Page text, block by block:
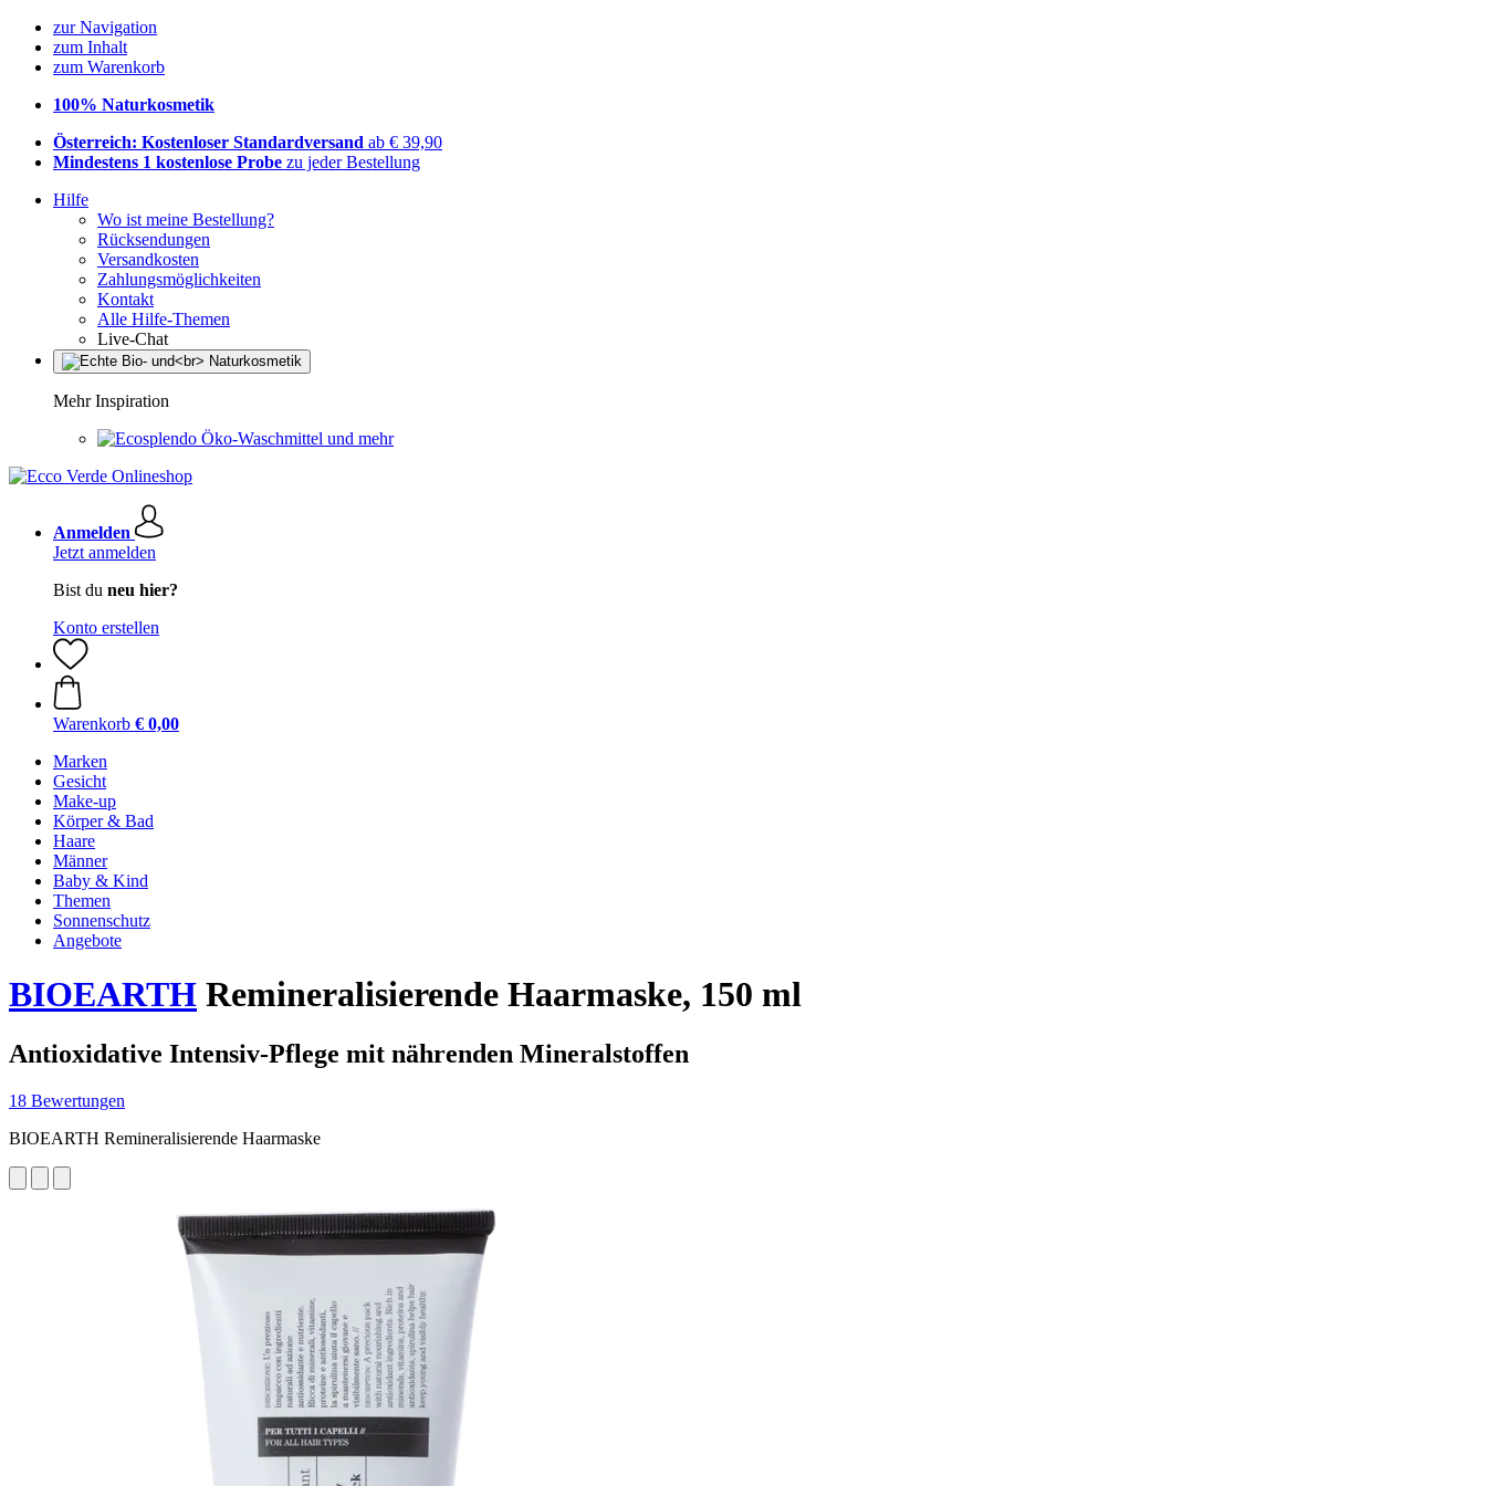
zur Navigation
zum Inhalt
zum Warenkorb
100% Naturkosmetik
Österreich: Kostenloser Standardversand ab € 39,90
Mindestens 1 kostenlose Probe zu jeder Bestellung
Hilfe
Wo ist meine Bestellung?
Rücksendungen
Versandkosten
Zahlungsmöglichkeiten
Kontakt
Alle Hilfe-Themen
Live-Chat
Mehr Inspiration
Öko-Waschmittel und mehr
Anmelden
Jetzt anmelden
Bist du neu hier?
Konto erstellen
Warenkorb € 0,00
Marken
Gesicht
Make-up
Körper & Bad
Haare
Männer
Baby & Kind
Themen
Sonnenschutz
Angebote
BIOEARTH Remineralisierende Haarmaske, 150 ml
Antioxidative Intensiv-Pflege mit nährenden Mineralstoffen
18 Bewertungen
BIOEARTH Remineralisierende Haarmaske